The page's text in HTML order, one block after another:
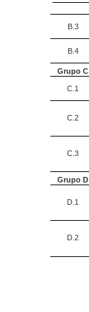
B.3
B.4
Grupo C
C.1
C.2
C.3
Grupo D
D.1
D.2